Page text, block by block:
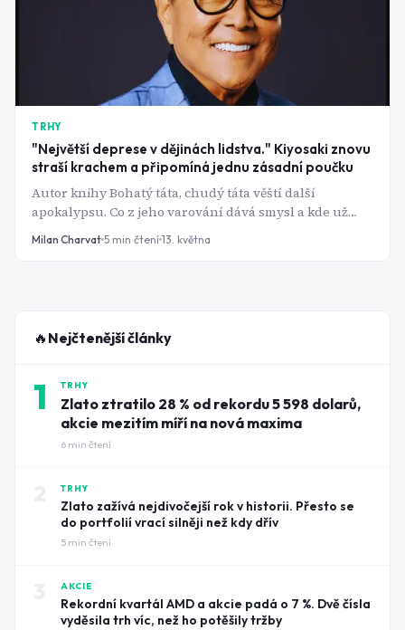
TRHY
"Největší deprese v dějinách lidstva." Kiyosaki znovu
straší krachem a připomíná jednu zásadní poučku
Autor knihy Bohatý táta, chudý táta věští další
apokalypsu. Co z jeho varování dává smysl a kde už
Milan Charvat 5 min čtení 13. května
🔥 Nejčtenější články
1 TRHY
Zlato ztratilo 28 % od rekordu 5 598 dolarů,
akcie mezitím míří na nová maxima
6 min čtení
TRHY
Zlato zažívá nejdivočejší rok v historii. Přesto se
do portfolií vrací silněji než kdy dřív
5 min čtení
AKCIE
Rekordní kvartál AMD a akcie padá o 7 %. Dvě čísla
vyděsila trh víc, než ho potěšily tržby